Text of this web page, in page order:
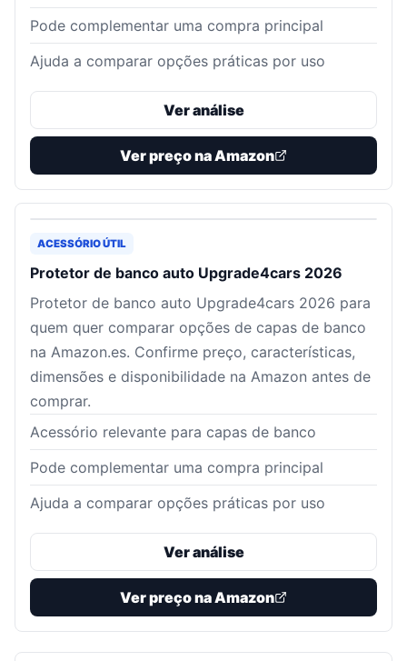
Pode complementar uma compra principal
Ajuda a comparar opções práticas por uso
Ver análise
Ver preço na Amazon
ACESSÓRIO ÚTIL
Protetor de banco auto Upgrade4cars 2026
Protetor de banco auto Upgrade4cars 2026 para
quem quer comparar opções de capas de banco
na Amazon.es. Confirme preço, características,
dimensões e disponibilidade na Amazon antes de
comprar.
Acessório relevante para capas de banco
Pode complementar uma compra principal
Ajuda a comparar opções práticas por uso
Ver análise
Ver preço na Amazon